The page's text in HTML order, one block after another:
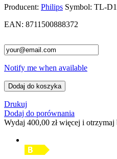
Producent: Philips Symbol: TL-
EAN: 8711500888372
Notify me when available
Dodaj do koszyka
Drukuj
Dodaj do porównania
Wydaj 400,00 złwięcej i otrzymaj